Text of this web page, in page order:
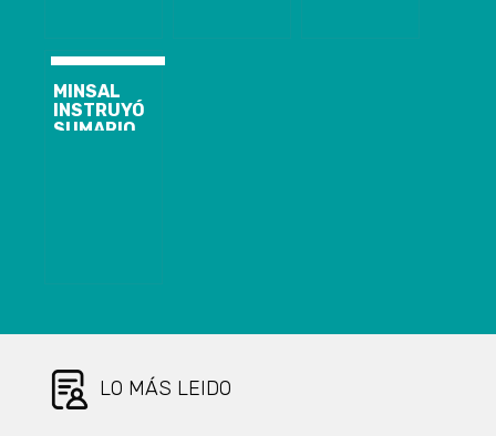
DE INVIERNO:
SE
ADELANTARÍAN
POR ALZA DE
MINSAL
INSTRUYÓ
SUMARIO
LO MÁS LEIDO